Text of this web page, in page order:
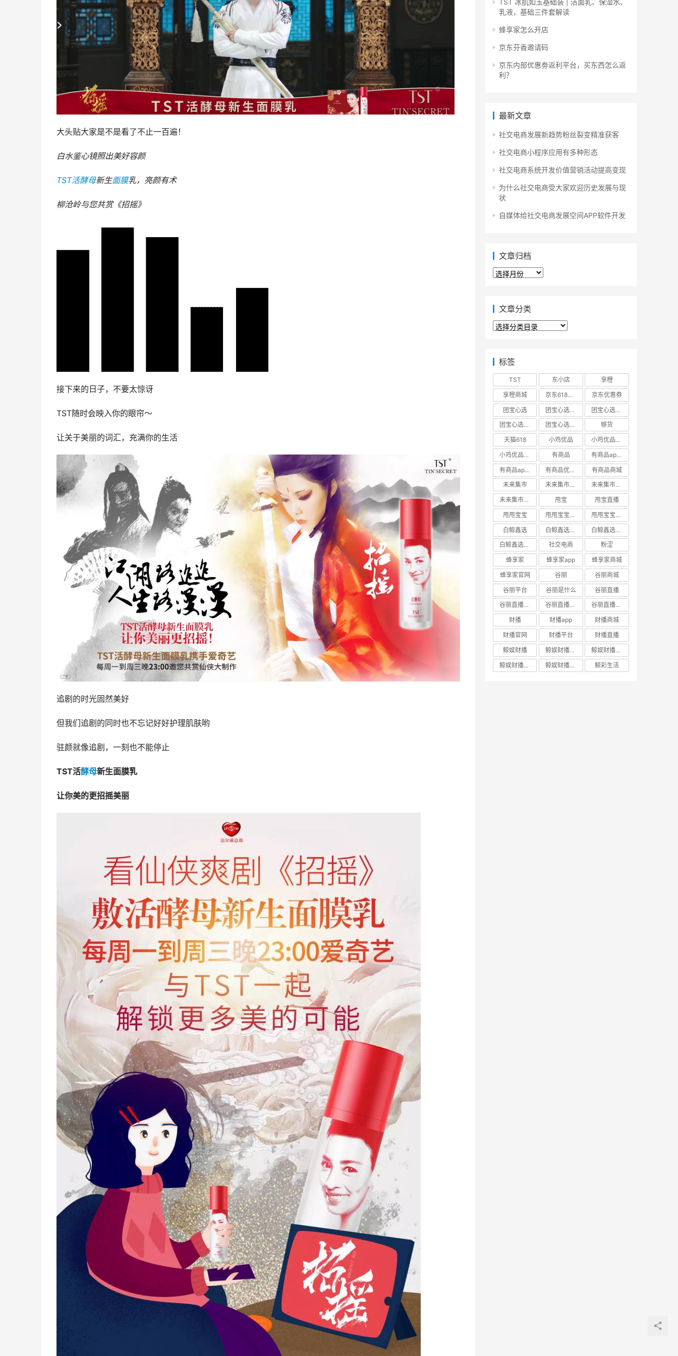
大头贴大家是不是看了不止一百遍！
白水鉴心镜照出美好容颜
TST活酵母新生面膜乳，亮颜有术
柳沧岭与您共赏《招摇》
接下来的日子，不要太惊讶
TST随时会映入你的眼帘～
让关于美丽的词汇，充满你的生活
追剧的时光固然美好
但我们追剧的同时也不忘记好好护理肌肤哟
驻颜就像追剧，一刻也不能停止
TST活酵母新生面膜乳
让你美的更招摇美丽
TST 冰肌如玉基础装 | 洁面乳、保湿水、
乳液，基础三件套解读
蜂享家怎么开店
京东芬香邀请码
京东内部优惠劵返利平台，买东西怎么返
利？
最新文章
社交电商发展新趋势粉丝裂变精准获客
社交电商小程序应用有多种形态
社交电商系统开发价值营销活动提高变现
为什么社交电商受大家欢迎历史发展与现
状
自媒体给社交电商发展空间APP软件开发
文章归档
文
文章分类
文
标签
TST 东小店
享橙
享橙商城
京东618大促优惠券
京东优惠券
团宝心选
团宝心选商城
团宝心选官方网站
团宝心选官网
团宝心选小程序
够货
天猫618
小鸡优品
小鸡优品商城
小鸡优品官网
有商品
有商品app下载
有商品app邀请码
有商品优惠券
有商品商城
未来集市
未来集市app
未来集市商城
未来集市邀请码
甩宝
甩宝直播
甩甩宝宝
甩甩宝宝商城
甩甩宝宝直播
白鲸鑫选
白鲸鑫选APP
白鲸鑫选商城
白鲸鑫选官网
社交电商
粉涩
蜂享家
蜂享家app
蜂享家商城
蜂享家官网
谷丽
谷丽商城
谷丽平台
谷丽是什么
谷丽直播
谷丽直播官网
谷丽直播平台
谷丽直播怎么加入
财播
财播app
财播商城
财播官网
财播平台
财播直播
鲸娱财播
鲸娱财播app
鲸娱财播商城
鲸娱财播官网
鲸娱财播直播 鲸彩生活